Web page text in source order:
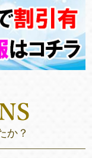
か？